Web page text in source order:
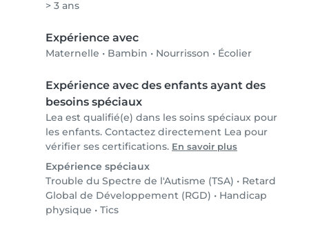
> 3 ans
Expérience avec
Maternelle • Bambin • Nourrisson • Écolier
Expérience avec des enfants ayant des
besoins spéciaux
Lea est qualifié(e) dans les soins spéciaux pour
les enfants. Contactez directement Lea pour
vérifier ses certifications. En savoir plus
Expérience spéciaux
Trouble du Spectre de l'Autisme (TSA) • Retard
Global de Développement (RGD) • Handicap
physique • Tics